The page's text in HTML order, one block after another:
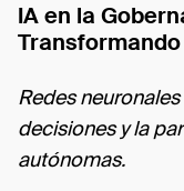
IA en la
Transformando
Redes
decisiones y la
autónomas.